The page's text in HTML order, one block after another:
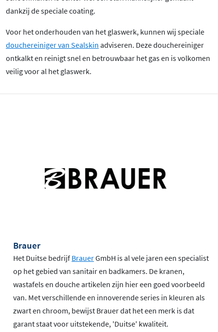
dankzij de speciale coating.
Voor het onderhouden van het glaswerk, kunnen wij speciale
douchereiniger van Sealskin adviseren. Deze douchereiniger
ontkalkt en reinigt snel en betrouwbaar het gas en is volkomen
veilig voor al het glaswerk.
Brauer
Het Duitse bedrijf BrauerGmbH is al vele jaren een specialist
op het gebied van sanitair en badkamers. De kranen,
wastafels en douche artikelen zijn hier een goed voorbeeld
van. Met verschillende en innoverende series in kleuren als
zwart en chroom, bewijst Brauer dat het een merk is dat
garant staat voor uitstekende, 'Duitse' kwaliteit.